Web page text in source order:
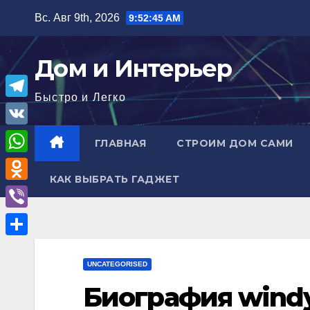
содержимому
Вс. Авг 9th, 2026 9:52:46 AM
Дом и Интерьер
Быстро и Легко
ГЛАВНАЯ СТРОИМ ДОМ САМИ
КАК ВЫБРАТЬ ГАДЖЕТ
UNCATEGORISED
Биография
T
e
l
e
g
r
V
K
W
h
a
O
d
n
V